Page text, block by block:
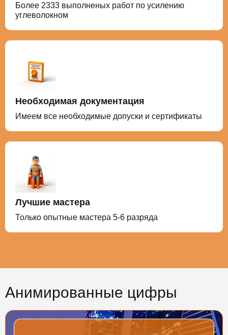
Более 2333 выполненых работ по усилению
углеволокном
Необходимая документация
Имеем все необходимые допуски и сертификаты
Лучшие мастера
Только опытные мастера 5-6 разряда
Анимированные цифры